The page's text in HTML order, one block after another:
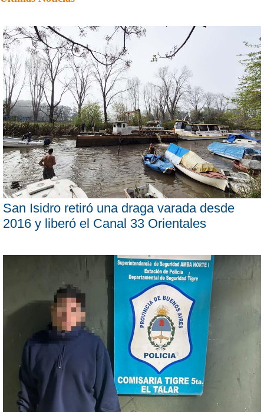
San Isidro retiró una draga varada desde
2016 y liberó el Canal 33 Orientales